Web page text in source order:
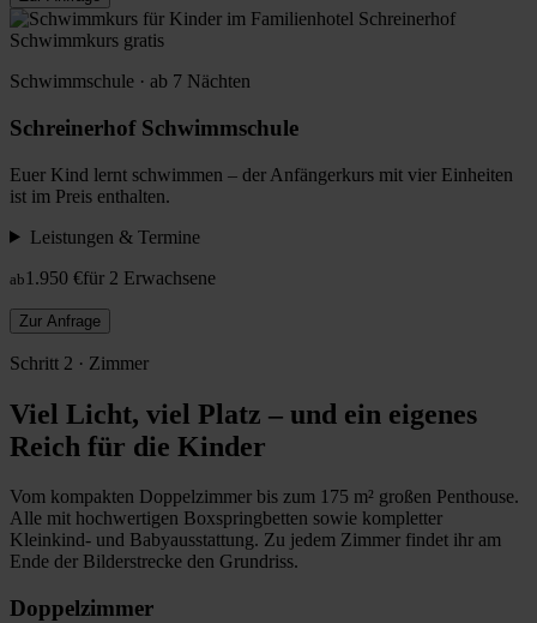
Schwimmkurs gratis
Schwimmschule · ab 7 Nächten
Schreinerhof Schwimmschule
Euer Kind lernt schwimmen – der Anfängerkurs mit vier Einheiten
ist im Preis enthalten.
Leistungen & Termine
ab 1.950 €für 2 Erwachsene
Zur Anfrage
Schritt 2 · Zimmer
Viel Licht, viel Platz – und ein eigenes
Reich für die Kinder
Vom kompakten Doppelzimmer bis zum 175 m² großen Penthouse.
Alle mit hochwertigen Boxspringbetten sowie kompletter
Kleinkind- und Babyausstattung. Zu jedem Zimmer findet ihr am
Ende der Bilderstrecke den Grundriss.
Doppelzimmer